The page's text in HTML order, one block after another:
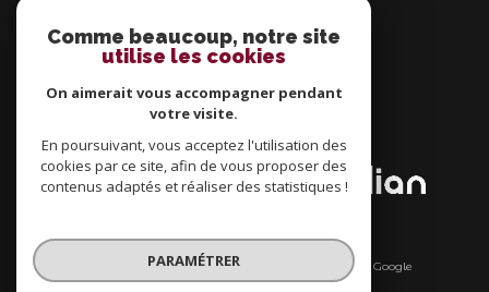
ADHÉRENTS
© 2026 | Tous droits réservés | Traduction powered by Google
|
Comme beaucoup, notre site
utilise les cookies
On aimerait vous accompagner pendant
votre visite.
En poursuivant, vous acceptez l'utilisation des
cookies par ce site, afin de vous proposer des
contenus adaptés et réaliser des statistiques !
PARAMÉTRER